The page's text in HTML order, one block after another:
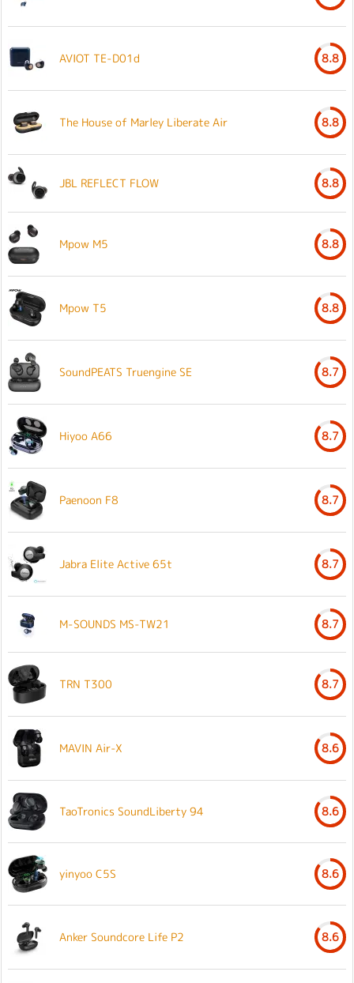
AVIOT TE-D01d 8.8
The House of Marley Liberate Air 8.8
JBL REFLECT FLOW 8.8
Mpow M5 8.8
Mpow T5 8.8
SoundPEATS Truengine SE 8.7
Hiyoo A66 8.7
Paenoon F8 8.7
Jabra Elite Active 65t 8.7
M-SOUNDS MS-TW21 8.7
TRN T300 8.7
MAVIN Air-X 8.6
TaoTronics SoundLiberty 94 8.6
yinyoo C5S 8.6
Anker Soundcore Life P2 8.6